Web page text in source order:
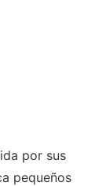
por sus
pequeños